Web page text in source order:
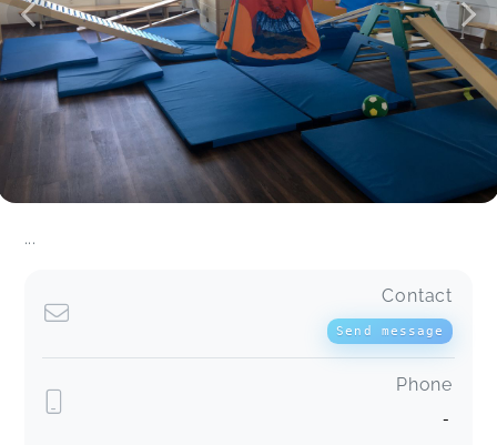
Es hat immer viel Spaß gemacht!
(3) Bewegungsspaß im Wasser (4-7 M.)(AOK li.) Jun und Jul
Lena,Jul 11
Es hat uns wirklich sehr viel Spaß gemacht,
schade dass es vorbei ist.
(3) Bewegungsspaß im Wasser (4-7 M.)(AOK li.) Jun und Jul
26
Eltern-Kind-Kurs "Löwenstark ins Leben" (für 2-Jährige)
Bibiana,Jul 05
Eltern-Kind-Kurs "Löwenstark ins Leben" (für 2-Jährige)
...
Contact
Send message
Phone
-